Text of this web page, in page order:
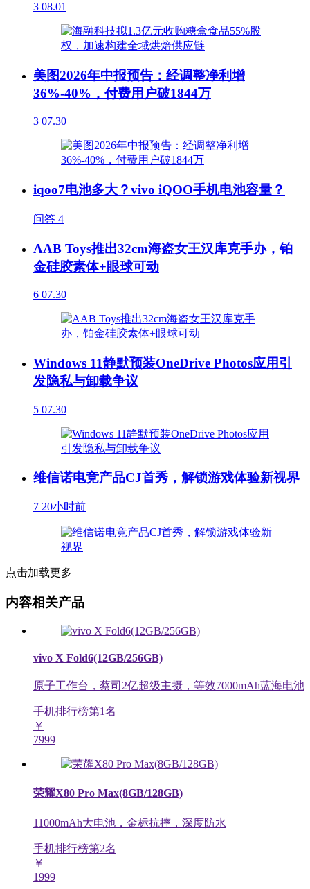
3 08.01
美图2026年中报预告：经调整净利增
36%-40%，付费用户破1844万
3 07.30
iqoo7电池多大？vivo iQOO手机电池容量？
问答 4
AAB Toys推出32cm海盗女王汉库克手办，铂
金硅胶素体+眼球可动
6 07.30
Windows 11静默预装OneDrive Photos应用引
发隐私与卸载争议
5 07.30
维信诺电竞产品CJ首秀，解锁游戏体验新视界
7 20小时前
点击加载更多
内容相关产品
vivo X Fold6(12GB/256GB)
原子工作台，蔡司2亿超级主摄，等效7000mAh蓝海电池
手机排行榜第1名
￥
7999
荣耀X80 Pro Max(8GB/128GB)
11000mAh大电池，金标抗摔，深度防水
手机排行榜第2名
￥
1999